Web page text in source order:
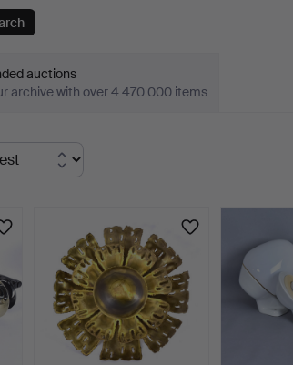
auctions
archive with over 4 470 000 items